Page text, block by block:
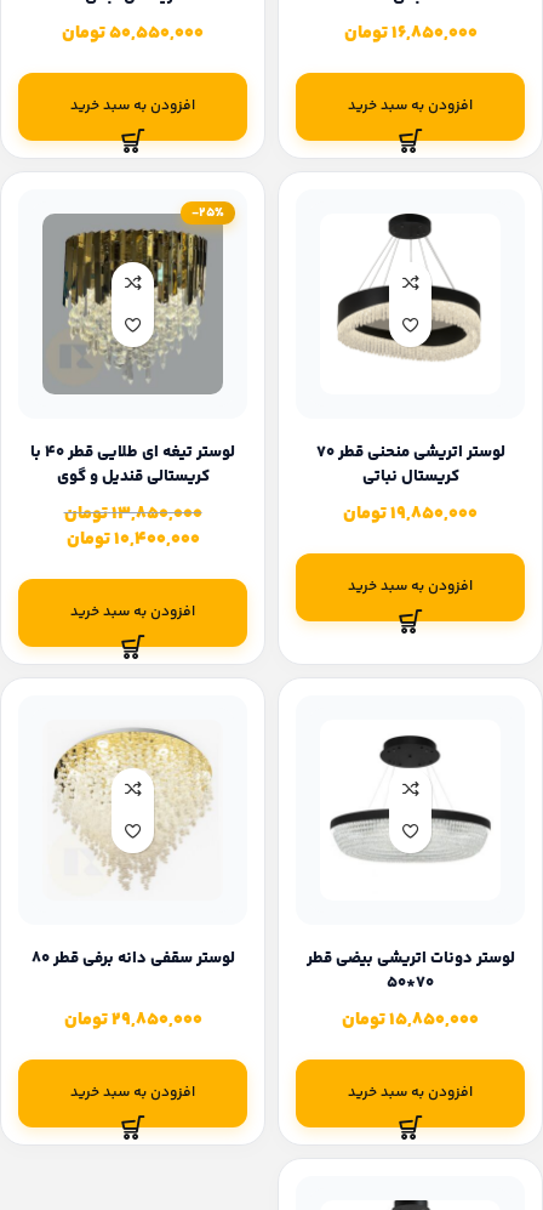
16,850,000تومان
افزودن به سبد خرید
50,550,000تومان
افزودن به سبد خرید
لوستر اتریشی منحنی قطر 70
کریستال نباتی
19,850,000تومان
افزودن به سبد خرید
-25%
لوستر تیغه ای طلایی قطر ۴۰ با
کریستالی قندیل و گوی
13,850,000تومان
10,400,000تومان
افزودن به سبد خرید
لوستر دونات اتریشی بیضی قطر
70*50
15,850,000تومان
افزودن به سبد خرید
لوستر سقفی دانه برفی قطر 80
29,850,000تومان
افزودن به سبد خرید